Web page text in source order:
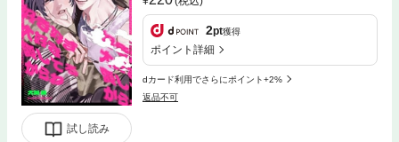
試し読み
2pt獲得
ポイント詳細
dカード利用でさらにポイント+2%
返品不可